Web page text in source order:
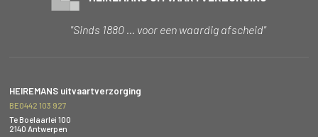
"Sinds 1880 … voor een waardig afscheid"
HEIREMANS uitvaartverzorging
BE0442 103 927
Te Boelaarlei 100
2140 Antwerpen